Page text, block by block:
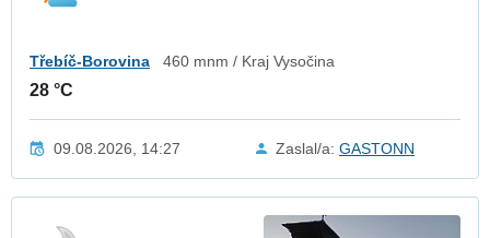
Třebíč-Borovina 460 mnm / Kraj Vysočina
28 °C
09.08.2026, 14:27 Zaslal/a: GASTONN